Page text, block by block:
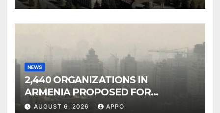
NEWS
2,440 ORGANIZATIONS IN
ARMENIA PROPOSED FOR
INCLUSION IN LIST OF AIR
AUGUST 6, 2026 APPO